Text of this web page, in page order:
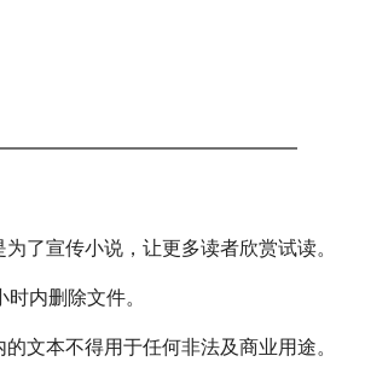
了宣传小说，让更多读者欣赏试读。
内删除文件。
文本不得用于任何非法及商业用途。